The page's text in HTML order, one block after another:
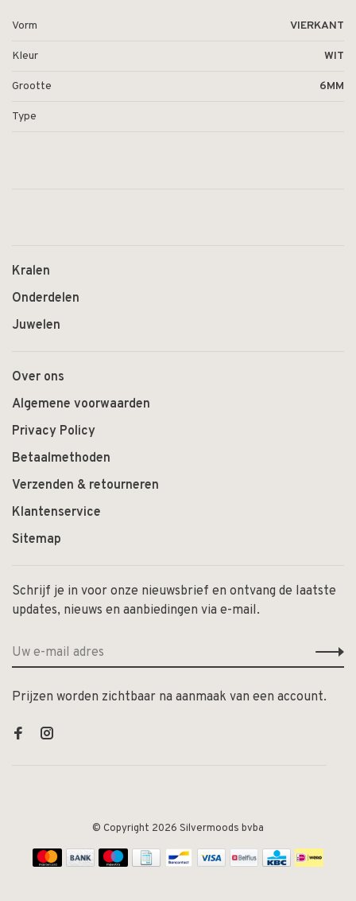
Vorm VIERKANT
Kleur WIT
Grootte 6MM
Type
Kralen
Onderdelen
Juwelen
Over ons
Algemene voorwaarden
Privacy Policy
Betaalmethoden
Verzenden & retourneren
Klantenservice
Sitemap
Schrijf je in voor onze nieuwsbrief en ontvang de laatste
updates, nieuws en aanbiedingen via e-mail.
Prijzen worden zichtbaar na aanmaak van een account.
© Copyright 2026 Silvermoods bvba